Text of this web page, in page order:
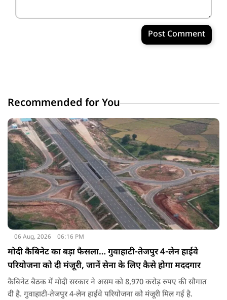
Post Comment
Recommended for You
06 Aug, 2026 06:16 PM
मोदी कैबिनेट का बड़ा फैसला… गुवाहाटी-तेजपुर 4-लेन हाईवे
परियोजना को दी मंजूरी, जानें सेना के लिए कैसे होगा मददगार
कैबिनेट बैठक में मोदी सरकार ने असम को 8,970 करोड़ रुपए की सौगात
दी है. गुवाहाटी-तेजपुर 4-लेन हाईवे परियोजना को मंजूरी मिल गई है.